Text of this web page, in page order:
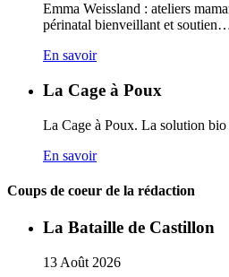
Emma Weissland : ateliers
périnatal bienveillant et
En savoir
La Cage à Poux
La Cage à Poux. La solution
En savoir
Coups de coeur de la rédaction
La Bataille de Castillon
13 Août 2026